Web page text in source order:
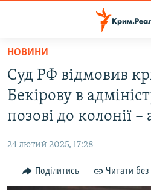
Перейти
основного
матеріалу
Перейти
до
основної
Перейти
до
ВОДА.КРИМ
ВІДЕО ТА ФОТО
БЛОГИ
ПОГЛЯД
НОВИНИ
Суд РФ відмовив
Бекірову в
позові до колонії –
24 лютий 2025, 17:28
Поділитись Читати без